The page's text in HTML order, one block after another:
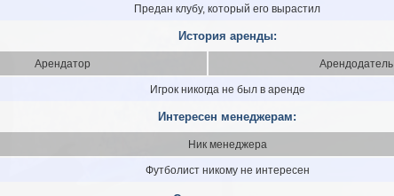
Предан клубу, который его вырастил
История аренды:
Арендатор Арендодатель
Игрок никогда не был в аренде
Интересен менеджерам:
Ник менеджера
Футболист никому не интересен